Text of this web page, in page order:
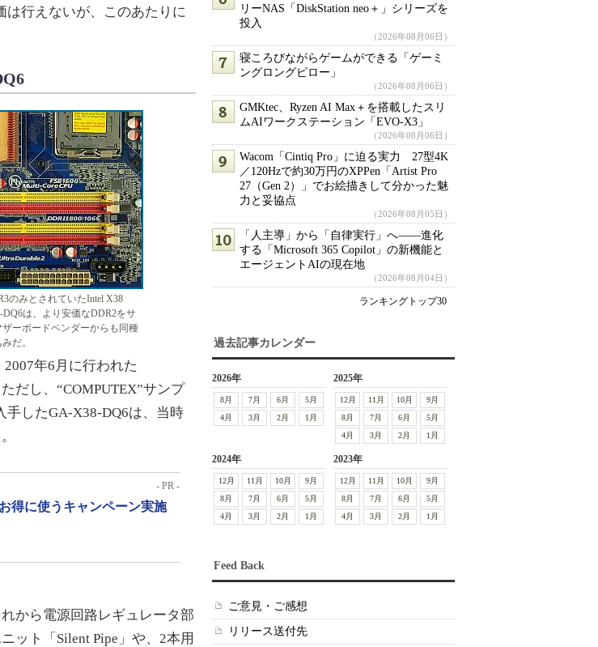
は行えないが、このあたりに
のみとされていたIntel X38
DQ6は、より安価なDDR2をサ
ーボードベンダーからも同種
だ。
2007年6月に行われた
だし、“COMPUTEX”サンプ
手したGA-X38-DQ6は、当時
- PR -
得に使うキャンペーン実施
から電源回路レギュレータ部
ット「Silent Pipe」や、2本用
リーNAS「DiskStation neo＋」シリーズを
投入
（2026年08月06日）
寝ころびながらゲームができる「ゲーミ
ングロングピロー」
（2026年08月06日）
GMKtec、Ryzen AI Max＋を搭載したスリ
ムAIワークステーション「EVO-X3」
（2026年08月06日）
Wacom「Cintiq Pro」に迫る実力 27型4K
／120Hzで約30万円のXPPen「Artist Pro
27（Gen 2）」でお絵描きして分かった魅
力と妥協点
（2026年08月05日）
「人主導」から「自律実行」へ――進化
する「Microsoft 365 Copilot」の新機能と
エージェントAIの現在地
（2026年08月04日）
ランキングトップ30
過去記事カレンダー
2026年
8月 7月 6月
5月
4月
3月 2月 1月
2025年
12月 11月 10月
9月
8月
7月 6月
5月
4月
3月 2月 1月
2024年
12月 11月 10月
9月
8月
7月 6月
5月
4月
3月 2月 1月
2023年
12月 11月 10月
9月
8月
7月 6月
5月
4月
3月 2月 1月
Feed Back
ご意見・ご感想
リリース送付先